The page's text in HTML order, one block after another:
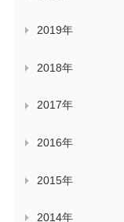
2019年
2018年
2017年
2016年
2015年
2014年